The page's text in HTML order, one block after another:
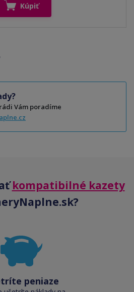
Kúpiť
Vám poradíme
kompatibilné kazety
peniaze